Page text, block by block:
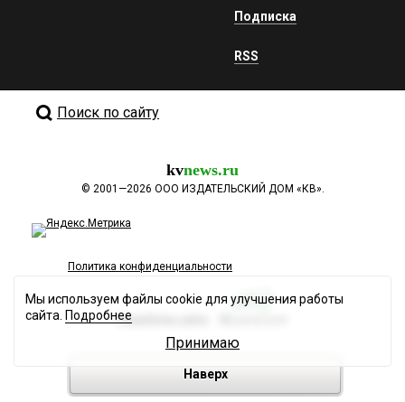
Подписка
RSS
Поиск по сайту
kvnews.ru
© 2001—2026 ООО ИЗДАТЕЛЬСКИЙ ДОМ «КВ».
Политика конфиденциальности
Разработка сайта
Наверх
Мы используем файлы cookie для улучшения работы
сайта. Подробнее
Принимаю